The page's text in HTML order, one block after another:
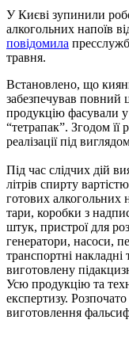
У Києві зупинили
алкогольних напоїв
повідомила
травня.
Встановлено, що
забезпечував повний
продукцію фасували
“тетрапак”. Згодом
реалізації під
Під час слідчих дій
літрів спирту
готових алкогольних
тари, коробки з
штук, пристрої для
генератори, насоси,
транспортні накладні
виготовлену
Усю продукцію та
експертизу.
виготовлення